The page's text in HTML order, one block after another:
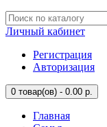
Личный кабинет
Регистрация
Авторизация
0 товар(ов) - 0.00 р.
Главная